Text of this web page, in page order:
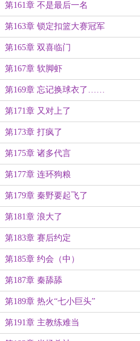
第161章 不是最后一名
第163章 锁定扣篮大赛冠军
第165章 双喜临门
第167章 软脚虾
第169章 忘记换球衣了……
第171章 又对上了
第173章 打疯了
第175章 诸多代言
第177章 连环狗粮
第179章 秦野要起飞了
第181章 浪大了
第183章 赛后约定
第185章 约会（中）
第187章 秦舔舔
第189章 热火“七小巨头”
第191章 主教练难当